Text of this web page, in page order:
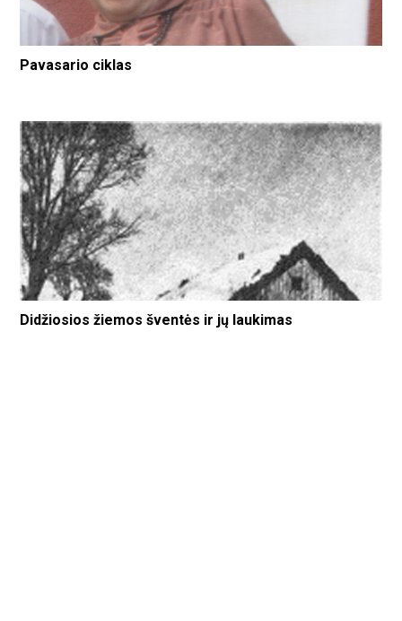
Pavasario ciklas
Didžiosios žiemos šventės ir jų laukimas